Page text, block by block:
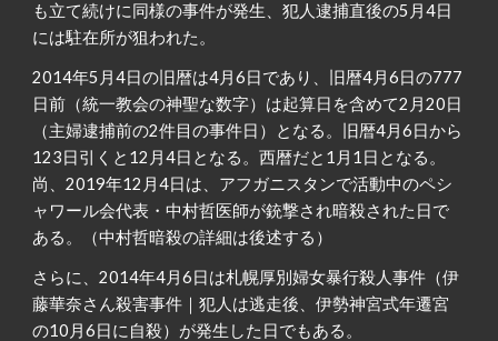
も立て続けに同様の事件が発生、犯人逮捕直後の5月4日
には駐在所が狙われた。
2014年5月4日の旧暦は4月6日であり、旧暦4月6日の777
日前（統一教会の神聖な数字）は起算日を含めて2月20日
（主婦逮捕前の2件目の事件日）となる。旧暦4月6日から
123日引くと12月4日となる。西暦だと1月1日となる。
尚、2019年12月4日は、アフガニスタンで活動中のペシ
ャワール会代表・中村哲医師が銃撃され暗殺された日で
ある。（中村哲暗殺の詳細は後述する）
さらに、2014年4月6日は札幌厚別婦女暴行殺人事件（伊
藤華奈さん殺害事件｜犯人は逃走後、伊勢神宮式年遷宮
の10月6日に自殺）が発生した日でもある。